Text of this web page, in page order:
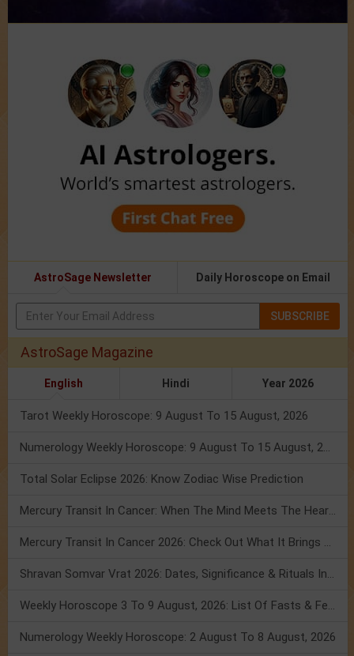
AstroSage Newsletter Daily Horoscope on Email
SUBSCRIBE
AstroSage Magazine
English Hindi Year 2026
Tarot Weekly Horoscope: 9 August To 15 August, 2026
Numerology Weekly Horoscope: 9 August To 15 August, 2026
Total Solar Eclipse 2026: Know Zodiac Wise Prediction
Mercury Transit In Cancer: When The Mind Meets The Heart!
Mercury Transit In Cancer 2026: Check Out What It Brings For You
Shravan Somvar Vrat 2026: Dates, Significance & Rituals In August
Weekly Horoscope 3 To 9 August, 2026: List Of Fasts & Festivals
Numerology Weekly Horoscope: 2 August To 8 August, 2026